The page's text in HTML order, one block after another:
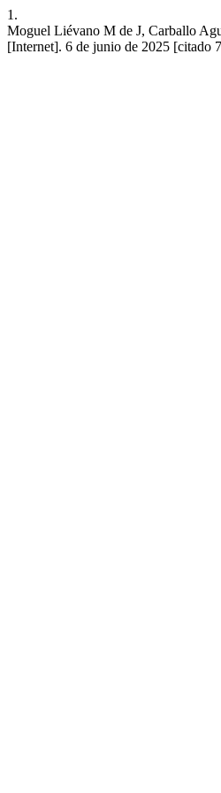
1.
Moguel Liévano M de J, Carballo
[Internet]. 6 de junio de 2025 [citado